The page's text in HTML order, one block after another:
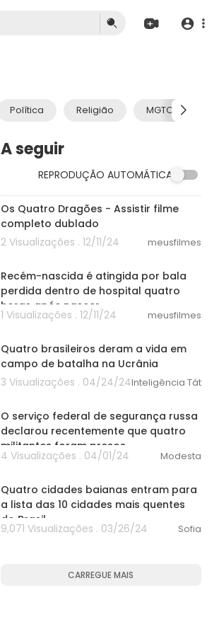
Política Religião MGTOW
A seguir
REPRODUÇÃO AUTOMÁTICA
58:20
Os Quatro Dragões - Assistir filme
completo dublado
2 Visualizações . 12/11/24
meusfilmes
Recém-nascida é atingida por bala
perdida dentro de hospital quatro
horas após nascer.
1 Visualizações . 12/11/24 meusfilmes
Quatro brasileiros deram a vida em
campo de batalha na Ucrânia
3 Visualizações . 04/24/24Inteligência Tática
O serviço federal de segurança russa
declarou recentemente que quatro
militantes foram presos
4 Visualizações . 04/01/24 Modesta
Quatro cidades baianas entram para
a lista das 10 cidades mais quentes
do Brasil
9,071 Visualizações . 03/26/24 Sofia
CARREGUE MAIS